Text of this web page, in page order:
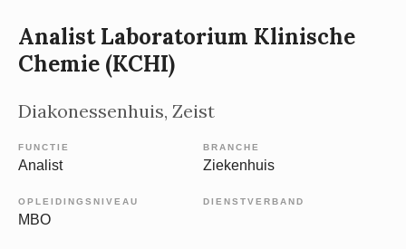
Analist Laboratorium Klinische
Chemie (KCHI)
Diakonessenhuis, Zeist
FUNCTIE
Analist
BRANCHE
Ziekenhuis
OPLEIDINGSNIVEAU
MBO
DIENSTVERBAND